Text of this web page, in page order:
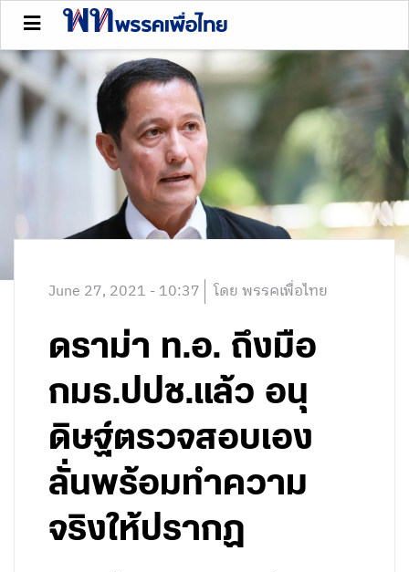
June 27, 2021 - 10:37 โดย พรรคเพื่อไทย
ดราม่า ท.อ. ถึงมือ
กมธ.ปปช.แล้ว อนุ
ดิษฐ์ตรวจสอบเอง
ลั่นพร้อมทำความ
จริงให้ปรากฏ